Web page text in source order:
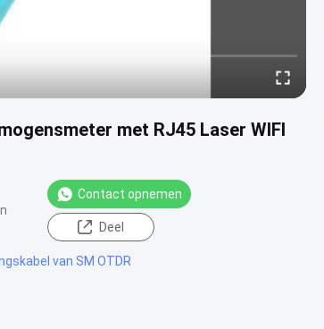
met RJ45 Laser WIFI
Contact opnemen
Deel
van SM OTDR